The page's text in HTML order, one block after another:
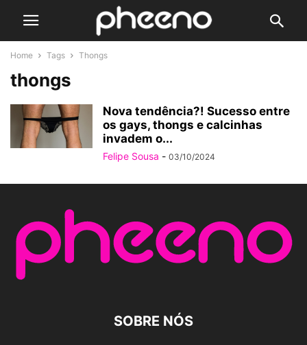
Home Tags Thongs
thongs
Nova tendência?! Sucesso entre
os gays, thongs e calcinhas
invadem o...
Felipe Sousa - 03/10/2024
SOBRE NÓS